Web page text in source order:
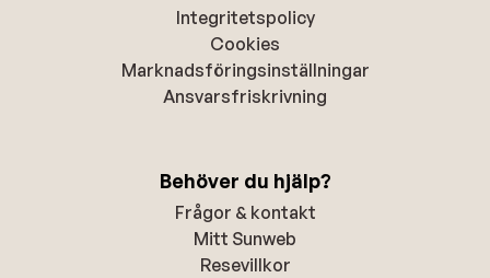
Integritetspolicy
Cookies
Marknadsföringsinställningar
Ansvarsfriskrivning
Behöver du hjälp?
Frågor & kontakt
Mitt Sunweb
Resevillkor